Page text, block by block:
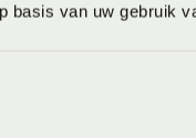
basis van uw gebruik
te bieden, terwijl
willen we een